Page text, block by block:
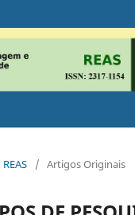
/ Artigos Originais